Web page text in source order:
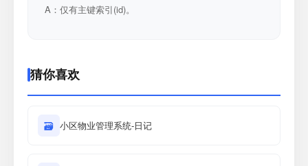
A：仅有主键索引(id)。
猜你喜欢
🗃 小区物业管理系统-日记